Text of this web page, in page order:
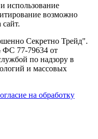
использование
возможно
Секретно Трейд".
ФС 77-79634 от
по надзору в
и массовых
на обработку